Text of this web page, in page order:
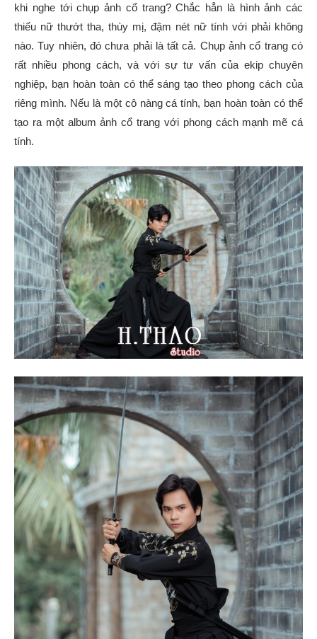
khi nghe tới chụp ảnh cổ trang? Chắc hẳn là hình ảnh các
thiếu nữ thướt tha, thùy mị, đậm nét nữ tính với phải không
nào. Tuy nhiên, đó chưa phải là tất cả. Chụp ảnh cổ trang có
rất nhiều phong cách, và với sự tư vấn của ekip chuyên
nghiệp, bạn hoàn toàn có thể sáng tạo theo phong cách của
riêng mình. Nếu là một cô nàng cá tính, bạn hoàn toàn có thể
tạo ra một album ảnh cổ trang với phong cách mạnh mẽ cá
tính.